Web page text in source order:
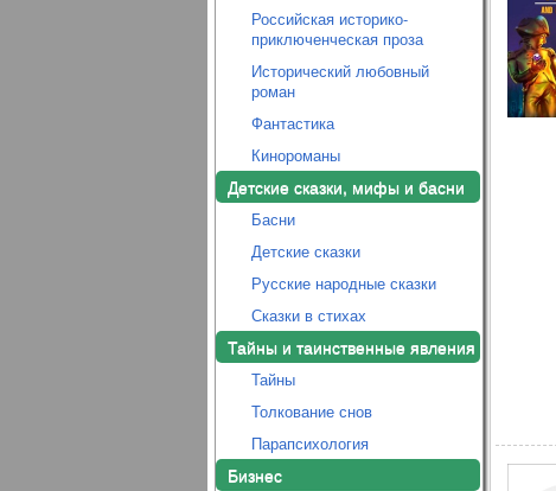
Российская историко-
приключенческая проза
Исторический любовный
роман
Фантастика
Кинороманы
Детские сказки, мифы и басни
Басни
Детские сказки
Русские народные сказки
Сказки в стихах
Тайны и таинственные явления
Тайны
Толкование снов
Парапсихология
Бизнес